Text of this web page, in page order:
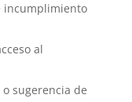
incumplimiento
al
sugerencia de